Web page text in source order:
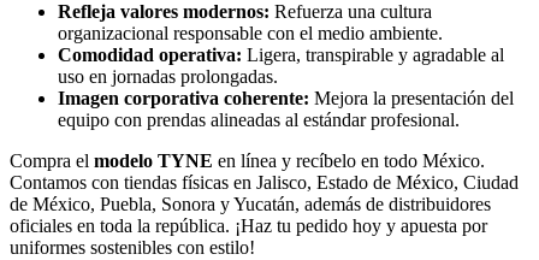
Refleja valores modernos: Refuerza una cultura
organizacional responsable con el medio ambiente.
Comodidad operativa: Ligera, transpirable y agradable al
uso en jornadas prolongadas.
Imagen corporativa coherente: Mejora la presentación del
equipo con prendas alineadas al estándar profesional.
Compra el modelo TYNE en línea y recíbelo en todo México.
Contamos con tiendas físicas en Jalisco, Estado de México, Ciudad
de México, Puebla, Sonora y Yucatán, además de distribuidores
oficiales en toda la república. ¡Haz tu pedido hoy y apuesta por
uniformes sostenibles con estilo!